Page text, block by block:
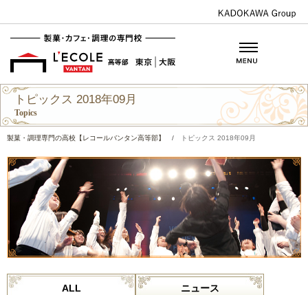
トピックス 2018年09月
Topics
製菓・調理専門の高校【レコールバンタン高等部】 / トピックス 2018年09月
ALL ニュース